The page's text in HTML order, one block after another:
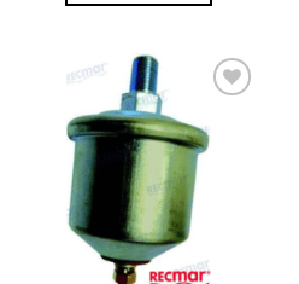
AJOUTER
À LA
LISTE
D’ENVIES